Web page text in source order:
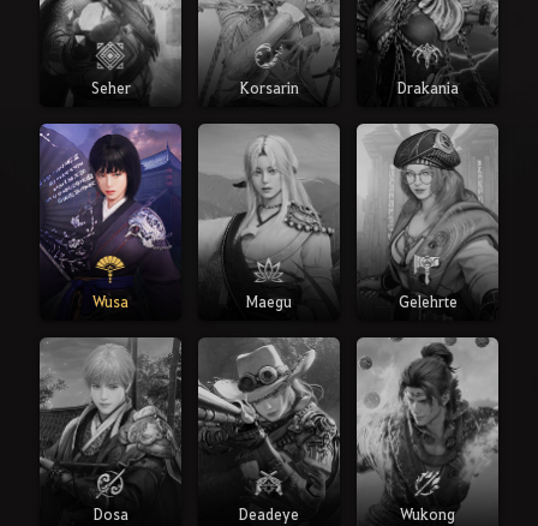
Seher Korsarin Drakania
Wusa Maegu Gelehrte
Dosa Deadeye Wukong